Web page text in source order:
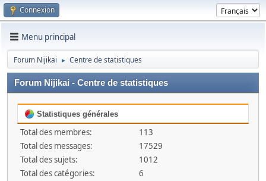
Connexion
Menu principal
Forum Nijikai ► Centre de statistiques
Forum Nijikai - Centre de statistiques
Statistiques générales
Total des membres:
113
Total des messages:
17529
Total des sujets:
1012
Total des catégories:
6